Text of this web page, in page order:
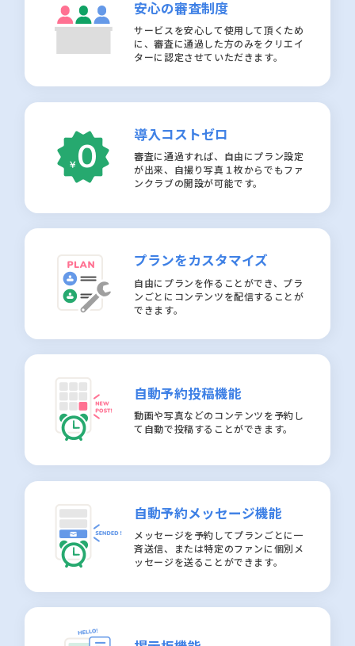
安心の審査制度
サービスを安心して使用して頂くため
に、審査に通過した方のみをクリエイ
ターに認定させていただきます。
導入コストゼロ
審査に通過すれば、自由にプラン設定
が出来、自撮り写真１枚からでもファ
ンクラブの開設が可能です。
プランをカスタマイズ
自由にプランを作ることができ、プラ
ンごとにコンテンツを配信することが
できます。
自動予約投稿機能
動画や写真などのコンテンツを予約し
て自動で投稿することができます。
自動予約メッセージ機能
メッセージを予約してプランごとに一
斉送信、または特定のファンに個別メ
ッセージを送ることができます。